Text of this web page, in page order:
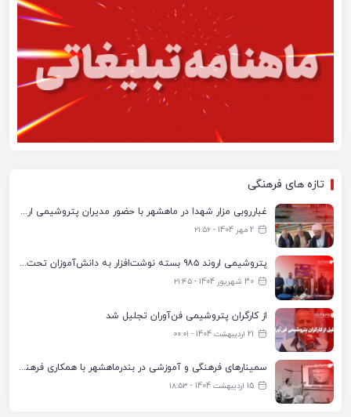
تازه های فرهنگی
غبارروبی مزار شهدا در ماهشهر با حضور مدیران پتروشیمی اروند و مسئولان شهری
2 مهر 1404 - ۲۱:۵۶
پتروشیمی اروند ۹۸۵ بسته نوشت‌افزار به دانش‌آموزان تحت پوشش کمیته امداد بندرماهشهر اهدا کرد
30 شهریور 1404 - ۲۱:۴۵
از کارگران پتروشیمی فن‌آوران تجلیل شد
21 اردیبهشت 1404 - ۰۰:۰۱
سمینارهای فرهنگی و آموزشی در بندرماهشهر با همکاری فرهنگ‌سرای پتروشیمی مارون
15 اردیبهشت 1404 - ۱۸:۵۳